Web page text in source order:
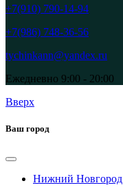
+7(910) 790-14-94
+7(986) 748-36-56
tychinkann@yandex.ru
Ежедневно 9:00 - 20:00
Вверх
Ваш город
Нижний Новгород